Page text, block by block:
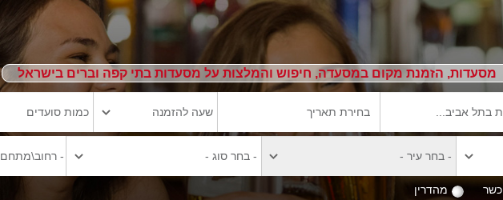
מסעדות, הזמנת מקום במסעדה, חיפוש והמלצות על מסעדות בתי קפה וברים בישראל
כשר מהדרין